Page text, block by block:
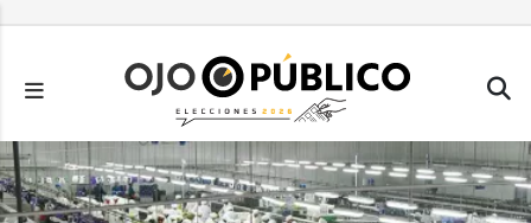
principal